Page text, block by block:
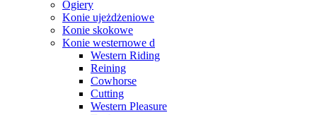
Ogiery
Konie ujeżdżeniowe
Konie skokowe
Konie westernowe d
Western Riding
Reining
Cowhorse
Cutting
Western Pleasure